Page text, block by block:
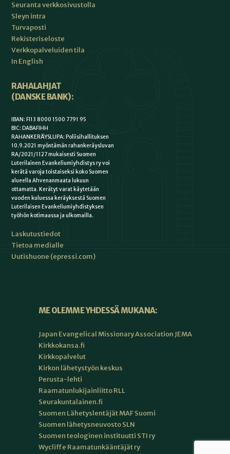
Seuranta verkkosivustolla
Sleyn intra
Turvaposti
Rekisteriseloste
Verkkopalveluiden tila
In English
RAHALAHJAT
(DANSKE BANK):
IBAN: FI13 8000 1500 7791 95
BIC: DABAFIHH
RAHANKERÄYSLUPA: Poliisihallituksen
10.9.2021 myöntämän rahankeräysluvan
RA/2021/1127 mukaisesti Suomen
Luterilainen Evankeliumiyhdistys ry voi
kerätä varoja toistaiseksi koko Suomen
alueella Ahvenanmaata lukuun
ottamatta. Kerätyt varat käytetään
vuoden kuluessa keräyksestä Suomen
Luterilaisen Evankeliumiyhdistyksen
työhön kotimaassa ja ulkomailla.
Laskutustiedot
Tietoa medialle
Uutishuone (epressi.com)
ME OLEMME YHDESSÄ MUKANA:
Japan Evangelical Missionary Association JEMA
Kirkkokansa.fi
Kirkkopalvelut
Kirkon lähetystyön keskus
Perusta-lehti
Raamatunlukijainliitto RLL
Seurakuntalainen.fi
Suomen Lähetyslentäjät MAF Suomi
Suomen lähetysneuvosto SLN
Suomen teologinen instituutti STI ry
Wycliffe Raamatunkääntäjät ry